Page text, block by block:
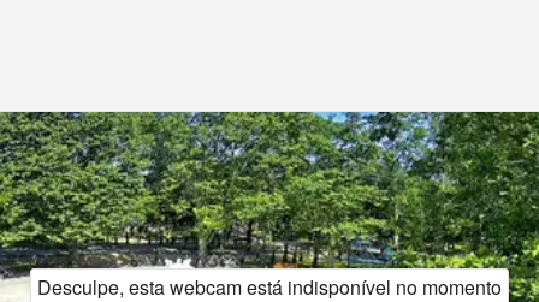
Desculpe, esta webcam está indisponível no momento